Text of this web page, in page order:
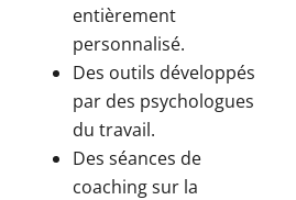
entièrement
personnalisé.
Des outils développés
par des psychologues
du travail.
Des séances de
coaching sur la